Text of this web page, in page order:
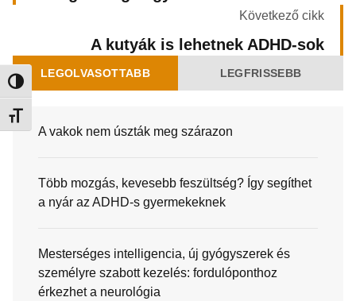
Nagy kontraszt váltása
Betűméret váltása
Következő cikk
A kutyák is lehetnek ADHD-sok
LEGOLVASOTTABB LEGFRISSEBB
A vakok nem úszták meg szárazon
Több mozgás, kevesebb feszültség? Így segíthet
a nyár az ADHD-s gyermekeknek
Mesterséges intelligencia, új gyógyszerek és
személyre szabott kezelés: fordulóponthoz
érkezhet a neurológia